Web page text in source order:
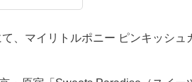
、マイリトルポニー ピンキッシュ